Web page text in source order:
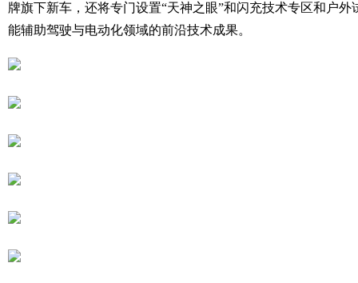
牌旗下新车，还将专门设置“天神之眼”和闪充技术专区和户
能辅助驾驶与电动化领域的前沿技术成果。